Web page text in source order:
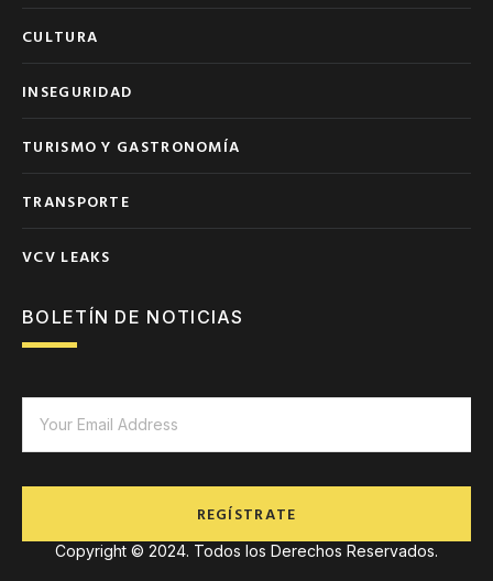
CULTURA
INSEGURIDAD
TURISMO Y GASTRONOMÍA
TRANSPORTE
VCV LEAKS
BOLETÍN DE NOTICIAS
REGÍSTRATE
Copyright © 2024. Todos los Derechos Reservados.